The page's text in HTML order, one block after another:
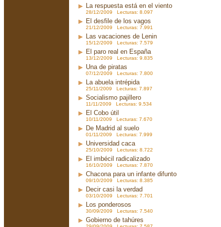
La respuesta está en el viento
28/12/2009 Lecturas: 8.097
El desfile de los vagos
21/12/2009 Lecturas: 7.991
Las vacaciones de Lenin
15/12/2009 Lecturas: 7.579
El paro real en España
13/12/2009 Lecturas: 9.835
Una de piratas
07/12/2009 Lecturas: 7.800
La abuela intrépida
25/11/2009 Lecturas: 7.897
Socialismo pajillero
11/11/2009 Lecturas: 9.534
El Cobo útil
10/11/2009 Lecturas: 7.670
De Madrid al suelo
01/11/2009 Lecturas: 7.999
Universidad caca
25/10/2009 Lecturas: 8.722
El imbécil radicalizado
16/10/2009 Lecturas: 7.870
Chacona para un infante difunto
09/10/2009 Lecturas: 8.385
Decir casi la verdad
03/10/2009 Lecturas: 7.701
Los ponderosos
30/09/2009 Lecturas: 7.540
Gobierno de tahúres